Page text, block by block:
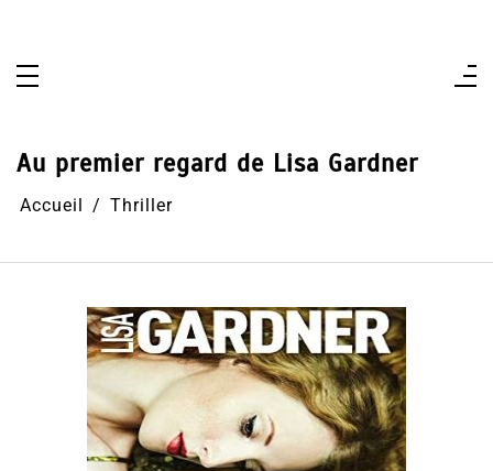
Au premier regard de Lisa Gardner
Accueil Thriller